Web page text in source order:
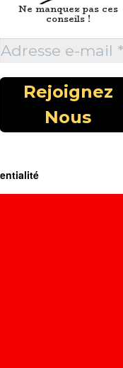
Ne manquez pas ces
conseils !